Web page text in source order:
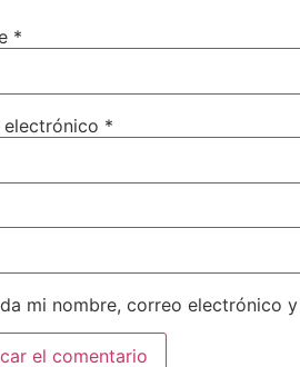
*
electrónico *
mi nombre, correo electrónico